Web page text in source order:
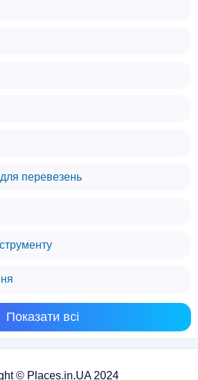
перевезень
Показати всі
© Places.in.UA 2024